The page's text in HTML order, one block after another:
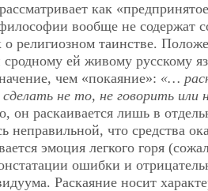
как
вообще не содержат
о религиозном таинстве.
ей живому русскому
чем «покаяние»: «…
не то, не говорить или
он раскаивается лишь в
неправильной, что средства
эмоция легкого горя
ошибки и
Раскаяние носит